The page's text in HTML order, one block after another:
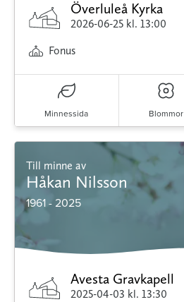
Överluleå Kyrka
2026-06-25 kl. 13:00
Fonus
Minnessida Blommor
Till minne av
Håkan Nilsson
1961 - 2025
Avesta Gravkapell
2025-04-03 kl. 13:30